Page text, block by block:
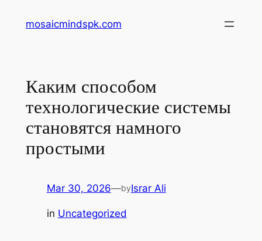
mosaicmindspk.com
Каким способом
технологические системы
становятся намного
простыми
Mar 30, 2026—byIsrar Ali
in Uncategorized